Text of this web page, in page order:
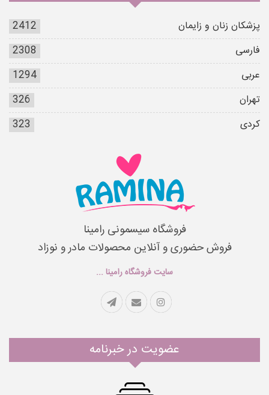
پزشکان زنان و زایمان
2412
فارسی
2308
عربی
1294
تهران
326
کردی
323
فروشگاه سیسمونی رامینا
فروش حضوری و آنلاین محصولات مادر و نوزاد
سایت فروشگاه رامینا ...
عضویت در خبرنامه